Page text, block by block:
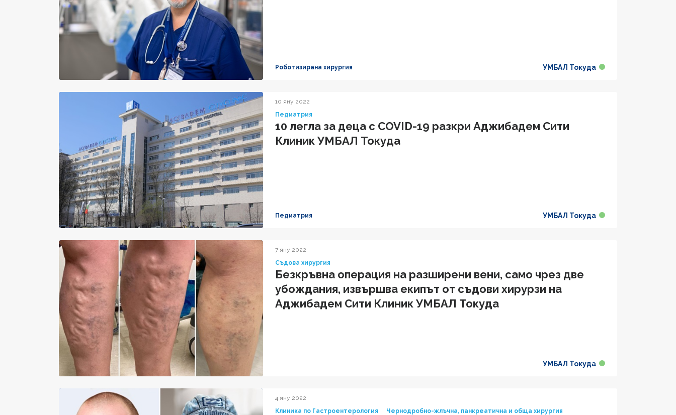
Роботизирана хирургия УМБАЛ Токуда
10 яну 2022
Педиатрия
10 легла за деца с COVID-19 разкри Аджибадем Сити
Клиник УМБАЛ Токуда
Педиатрия УМБАЛ Токуда
7 яну 2022
Съдова хирургия
Безкръвна операция на разширени вени, само чрез две
убождания, извършва екипът от съдови хирурзи на
Аджибадем Сити Клиник УМБАЛ Токуда
УМБАЛ Токуда
4 яну 2022
Клиника по Гастроентерология
Чернодробно-жлъчна, панкреатична и обща хирургия